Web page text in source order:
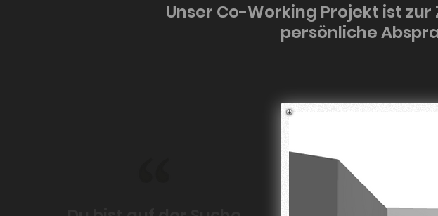
Unser Co-Working Projekt ist
persönliche